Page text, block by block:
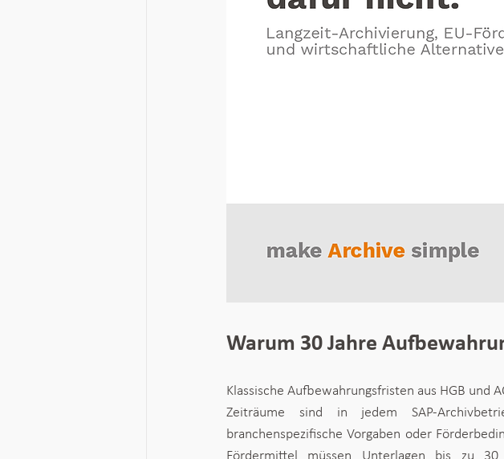
Warum 30 Jahre
Klassische Aufbewahrungsfristen aus HGB und
Zeiträume sind in jedem SAP-
branchenspezifische Vorgaben oder